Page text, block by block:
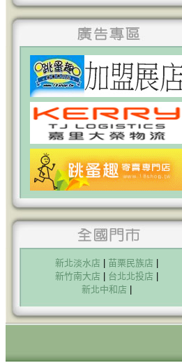
新北淡水店 苗栗民族店
新竹南大店
台北北投店
新北中和店